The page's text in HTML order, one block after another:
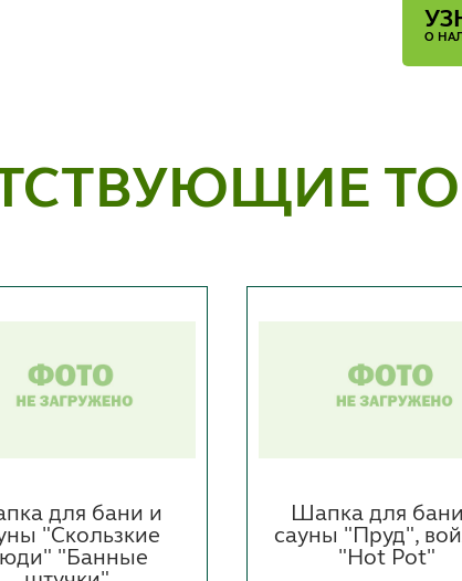
О
для бани и
"Скользкие
"Банные
Шапка для
сауны "Пруд",
"Hot Pot"